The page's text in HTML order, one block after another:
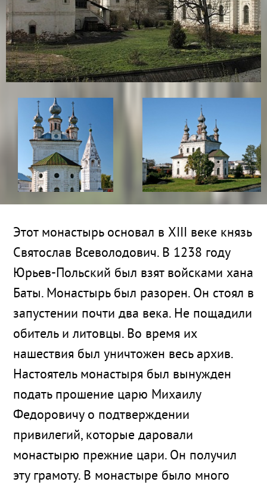
Этот монастырь основал в XIII веке князь
Святослав Всеволодович. В 1238 году
Юрьев-Польский был взят войсками хана
Баты. Монастырь был разорен. Он стоял в
запустении почти два века. Не пощадили
обитель и литовцы. Во время их
нашествия был уничтожен весь архив.
Настоятель монастыря был вынужден
подать прошение царю Михаилу
Федоровичу о подтверждении
привилегий, которые даровали
монастырю прежние цари. Он получил
эту грамоту. В монастыре было много